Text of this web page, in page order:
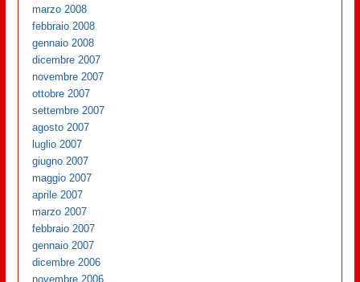
marzo 2008
febbraio 2008
gennaio 2008
dicembre 2007
novembre 2007
ottobre 2007
settembre 2007
agosto 2007
luglio 2007
giugno 2007
maggio 2007
aprile 2007
marzo 2007
febbraio 2007
gennaio 2007
dicembre 2006
novembre 2006